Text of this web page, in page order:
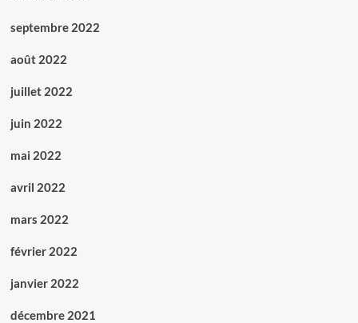
septembre 2022
août 2022
juillet 2022
juin 2022
mai 2022
avril 2022
mars 2022
février 2022
janvier 2022
décembre 2021